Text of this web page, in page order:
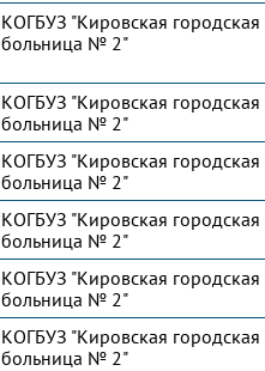
КОГБУЗ "Кировская городская
больница № 2"
КОГБУЗ "Кировская городская
больница № 2"
КОГБУЗ "Кировская городская
больница № 2"
КОГБУЗ "Кировская городская
больница № 2"
КОГБУЗ "Кировская городская
больница № 2"
КОГБУЗ "Кировская городская
больница № 2"